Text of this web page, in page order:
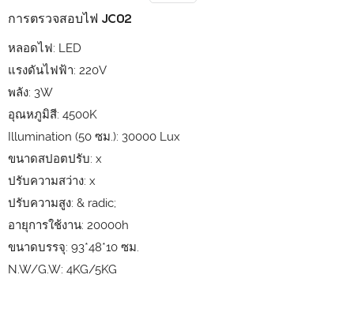
การตรวจสอบไฟ JC02
หลอดไฟ: LED
แรงดันไฟฟ้า: 220V
พลัง: 3W
อุณหภูมิสี: 4500K
Illumination (50 ซม.): 30000 Lux
ขนาดสปอตปรับ: x
ปรับความสว่าง: x
ปรับความสูง: & radic;
อายุการใช้งาน: 20000h
ขนาดบรรจุ: 93*48*10 ซม.
N.W/G.W: 4KG/5KG